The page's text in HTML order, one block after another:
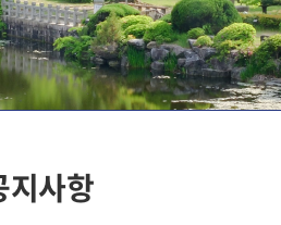
지사항